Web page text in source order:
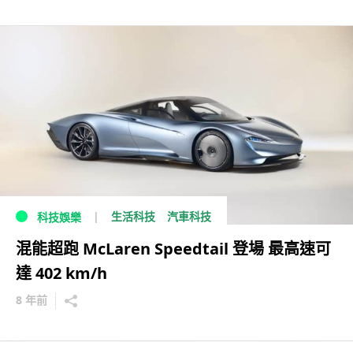
科技娛樂 生活科技 汽車科技
混能超跑 McLaren Speedtail 登場 最高速可
達 402 km/h
8 年前